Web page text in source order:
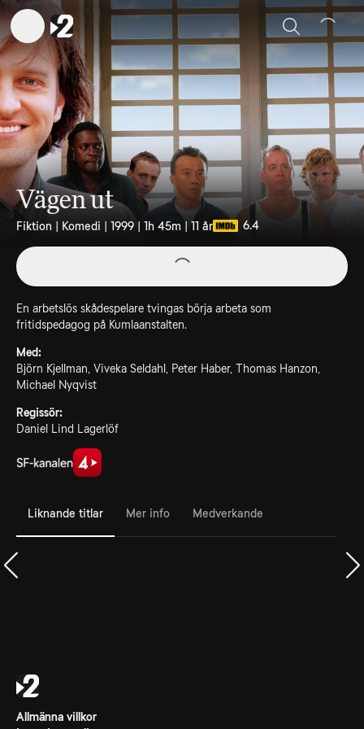
Sök
Vägen ut
Fiktion | Komedi | 1999 | 1h 45m | 11 år 6.4
En arbetslös skådespelare tvingas börja arbeta som
fritidspedagog på Kumlaanstalten.
Med:
Björn Kjellman, Viveka Seldahl, Peter Haber, Thomas Hanzon,
Michael Nyqvist
Regissör:
Daniel Lind Lagerlöf
Liknande titlar Mer info Medverkande
Allmänna villkor